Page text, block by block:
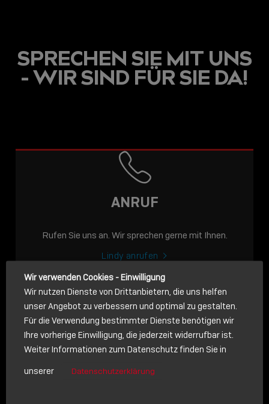
USB-C ÜBER LANGE
DISTANZEN: AKTIVE
USB-C-KABEL FÜR
STABILE 10 GBIT/S BIS
SPRECHEN SIE MIT UNS
- WIR SIND FÜR SIE DA!
ANRUF
Rufen Sie uns an. Wir sprechen gerne mit Ihnen.
Lindy anrufen
NACHRICHT
Schreiben Sie lieber? Dann schicken Sie uns gerne eine
Wir verwenden Cookies - Einwilligung
Wir nutzen Dienste von Drittanbietern, die uns helfen
unser Angebot zu verbessern und optimal zu gestalten.
Für die Verwendung bestimmter Dienste benötigen wir
Ihre vorherige Einwilligung, die jederzeit widerrufbar ist.
Weiter Informationen zum Datenschutz finden Sie in
unserer
Datenschutzerklärung